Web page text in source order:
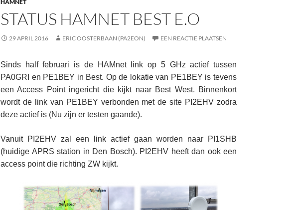
HAMNET
STATUS HAMNET BEST E.O
29 APRIL 2016 ERIC OOSTERBAAN (PA2EON) EEN REACTIE PLAATSEN
Sinds half februari is de HAMnet link op 5 GHz actief tussen
PA0GRI en PE1BEY in Best. Op de lokatie van PE1BEY is tevens
een Access Point ingericht die kijkt naar Best West. Binnenkort
wordt de link van PE1BEY verbonden met de site PI2EHV zodra
deze actief is (Nu zijn er testen gaande).
Vanuit PI2EHV zal een link actief gaan worden naar PI1SHB
(huidige APRS station in Den Bosch). PI2EHV heeft dan ook een
access point die richting ZW kijkt.